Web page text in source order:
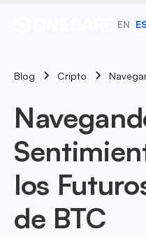
EN ES
Blog Cripto
los
de BTC